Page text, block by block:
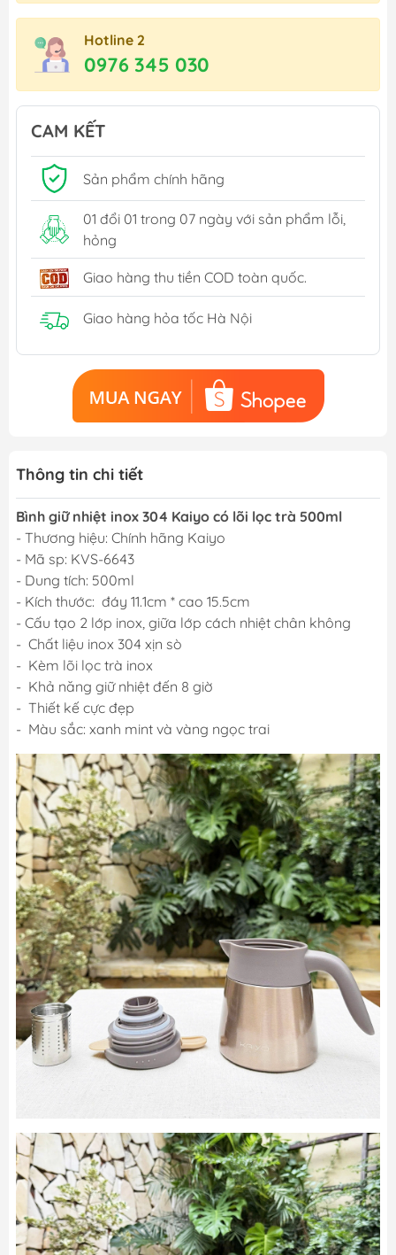
Hotline 2
0976 345 030
CAM KẾT
Sản phẩm chính hãng
01 đổi 01 trong 07 ngày với sản phẩm lỗi,
hỏng
Giao hàng thu tiền COD toàn quốc.
Giao hàng hỏa tốc Hà Nội
Thông tin chi tiết
Bình giữ nhiệt inox 304 Kaiyo có lõi lọc trà 500ml
- Thương hiệu: Chính hãng Kaiyo
- Mã sp: KVS-6643
- Dung tích: 500ml
- Kích thước: đáy 11.1cm * cao 15.5cm
- Cấu tạo 2 lớp inox, giữa lớp cách nhiệt chân không
- Chất liệu inox 304 xịn sò
- Kèm lõi lọc trà inox
- Khả năng giữ nhiệt đến 8 giờ
- Thiết kế cực đẹp
- Màu sắc: xanh mint và vàng ngọc trai